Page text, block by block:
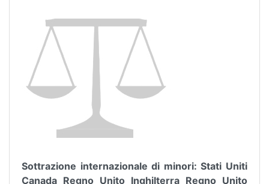
Sottrazione internazionale di minori: Stati Uniti
Canada Regno Unito Inghilterra Regno Unito